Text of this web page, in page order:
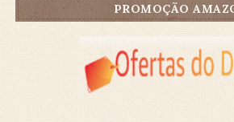
PROMOÇÃO